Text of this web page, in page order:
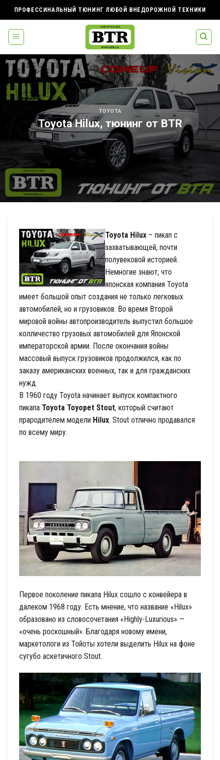
to
content
ПРОФЕССИНАЛЬНЫЙ ТЮНИНГ ЛЮБОЙ ВНЕДОРОЖНОЙ ТЕХНИКИ
TOYOTA
Toyota Hilux, тюнинг от BTR
Toyota Hilux – пикап с
захватывающей, почти
полувековой историей.
Немногие знают, что
японская компания Toyota
имеет большой опыт создания не только легковых
автомобилей, но и грузовиков. Во время Второй
мировой войны автопроизводитель выпустил большое
колличество грузовых автомобилей для Японской
императорской армии. После окончания войны
массовый выпуск грузовиков продолжился, как по
заказу американских военных, так и для гражданских
нужд.
В 1960 году Toyota начинает выпуск компактного
пикапа Toyota Toyopet Stout, который считают
прародителем модели Hilux. Stout отлично продавался
по всему миру.
Первое поколение пикапа Hilux сошло с конвейера в
далеком 1968 году. Есть мнение, что название «Hilux»
образовано из словосочетания «Highly-Luxurious» —
«очень роскошный». Благодаря новому имени,
маркетологи из Тойоты хотели выделить Hilux на фоне
сугубо аскетичного Stout.